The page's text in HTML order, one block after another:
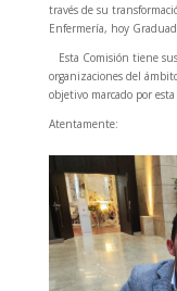
través de su
Enfermería, hoy
Esta Comisión tiene
organizaciones del
objetivo marcado por
Atentamente: